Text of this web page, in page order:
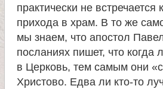
практически не встречается
прихода в храм. В то же
мы знаем, что апостол
посланиях пишет, что когда
в Церковь, тем самым они
Христово. Едва ли кто-то